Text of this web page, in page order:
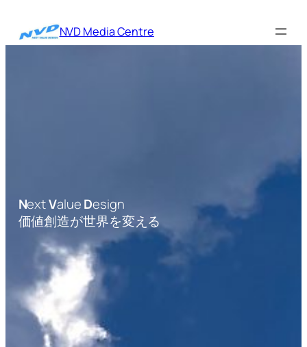
を
NVD Media Centre
NextValueDesign
価値創造が世界を変える